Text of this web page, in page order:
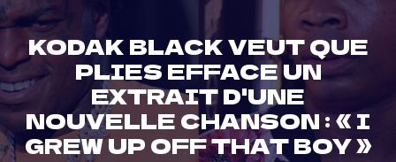
KODAK BLACK VEUT QUE
PLIES EFFACE UN
EXTRAIT D'UNE
NOUVELLE CHANSON : « I
GREW UP OFF THAT BOY »